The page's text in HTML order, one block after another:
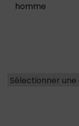
homme
Catégories